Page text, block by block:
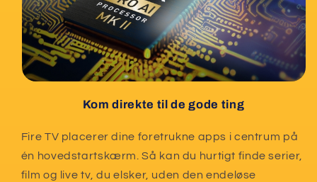
Kom direkte til de gode ting
Fire TV placerer dine foretrukne apps i centrum på
én hovedstartskærm. Så kan du hurtigt finde serier,
film og live tv, du elsker, uden den endeløse